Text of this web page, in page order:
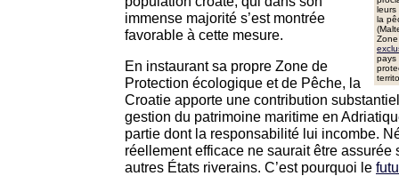
leurs
la
pays
immense majorité s’est montrée
favorable à cette mesure.
En instaurant sa propre Zone de
Protection écologique et de Pêche, la
Croatie apporte une contribution
gestion du patrimoine maritime en
partie dont la responsabilité lui incombe.
réellement efficace ne saurait être
autres États riverains. C’est pourquoi le